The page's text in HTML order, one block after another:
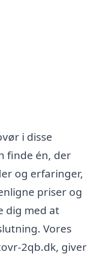
i disse
finde én, der
og erfaringer,
priser og
dig med at
Vores
2qb.dk, giver